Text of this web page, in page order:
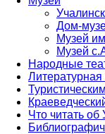
Дом-
Музей
Музей
Народные
Литературная
Что читать об